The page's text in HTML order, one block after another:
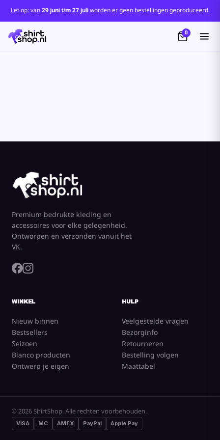
Let op: van29 juni t/m 27 juliworden er geen bestellingen geproduceerd.
0
Premium bedrukte kleding en
accessoires voor elke gelegenheid.
Ontworpen en verzonden vanuit het
VK.
WINKEL
Nieuw binnen
Bestsellers
Seizoen
Blanco producten
Ontwerp je eigen
HULP
Veelgestelde vragen
Bezorginfo
Retourneren
Bestelling volgen
Maattabel
© 2026 ShirtShop. Alle rechten voorbehouden.
VISA MC AMEX PayPal Apple Pay